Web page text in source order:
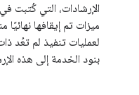
ميزات تم إيقافها نهائيًا
لعمليات تنفيذ لم تعُد
بنود الخدمة إلى هذه